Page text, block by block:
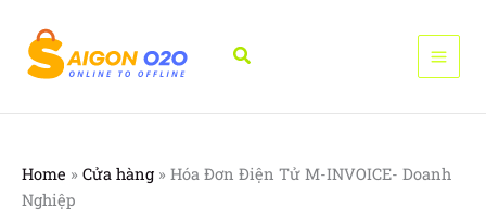
Tìm
Home » Cửa hàng » Hóa Đơn Điện Tử M-INVOICE- Doanh
Nghiệp